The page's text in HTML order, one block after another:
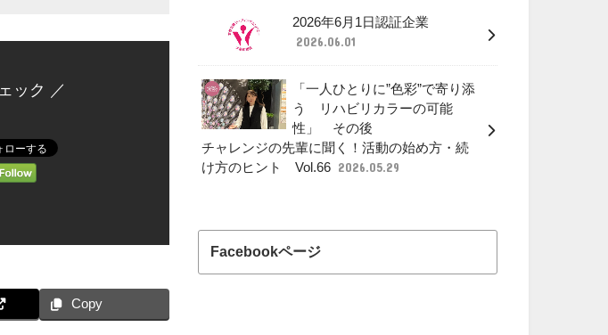
ック ／
Copy
2026年6月1日認証企業
2026.06.01
「一人ひとりに”色彩”で寄り添
う リハビリカラーの可能
性」 その後
チャレンジの先輩に聞く！活動の始め方・続
け方のヒント Vol.66 2026.05.29
Facebookページ